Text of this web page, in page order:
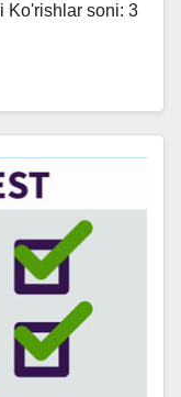
Ko'rishlar soni: 3